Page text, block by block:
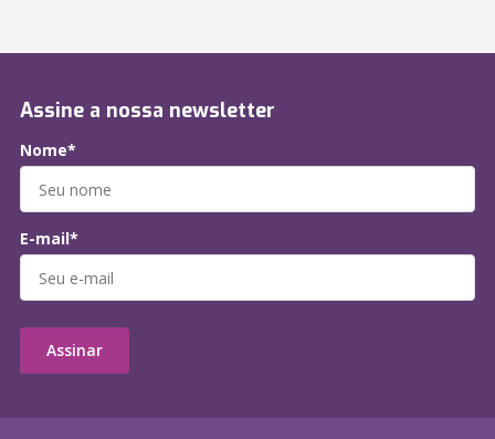
Assine a nossa newsletter
Nome*
E-mail*
Assinar